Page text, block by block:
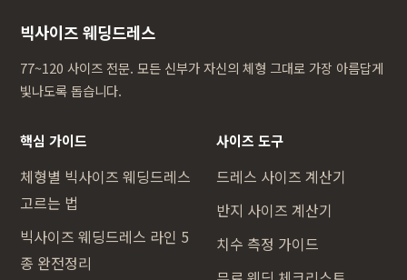
빅사이즈 웨딩드레스
77~120 사이즈 전문. 모든 신부가 자신의 체형 그대로 가장 아름답게
빛나도록 돕습니다.
핵심 가이드
체형별 빅사이즈 웨딩드레스
고르는 법
빅사이즈 웨딩드레스 라인 5
종 완전정리
사이즈 도구
드레스 사이즈 계산기
반지 사이즈 계산기
치수 측정 가이드